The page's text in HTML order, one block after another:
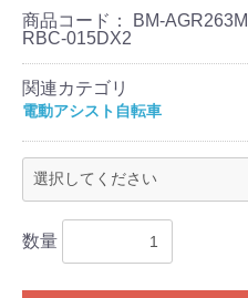
商品コード：
BM-
RBC-015DX2
関連カテゴリ
電動アシスト自転車
数量